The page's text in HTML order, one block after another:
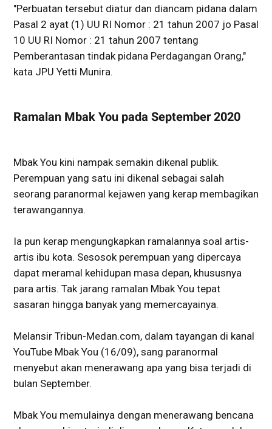
"Perbuatan tersebut diatur dan diancam pidana dalam
Pasal 2 ayat (1) UU RI Nomor : 21 tahun 2007 jo Pasal
10 UU RI Nomor : 21 tahun 2007 tentang
Pemberantasan tindak pidana Perdagangan Orang,"
kata JPU Yetti Munira.
Ramalan Mbak You pada September 2020
Mbak You kini nampak semakin dikenal publik.
Perempuan yang satu ini dikenal sebagai salah
seorang paranormal kejawen yang kerap membagikan
terawangannya.
Ia pun kerap mengungkapkan ramalannya soal artis-
artis ibu kota. Sesosok perempuan yang dipercaya
dapat meramal kehidupan masa depan, khususnya
para artis. Tak jarang ramalan Mbak You tepat
sasaran hingga banyak yang memercayainya.
Melansir Tribun-Medan.com, dalam tayangan di kanal
YouTube Mbak You (16/09), sang paranormal
menyebut akan menerawang apa yang bisa terjadi di
bulan September.
Mbak You memulainya dengan menerawang bencana